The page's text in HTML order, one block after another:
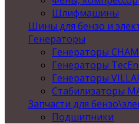
Шлифмашины
Шины для бензо и
Генераторы
Генераторы
Генераторы
Генераторы
Стабилизаторы
Запчасти для
Подшипники